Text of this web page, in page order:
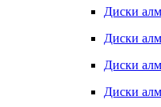
Диски
Диски
Диски
Диски